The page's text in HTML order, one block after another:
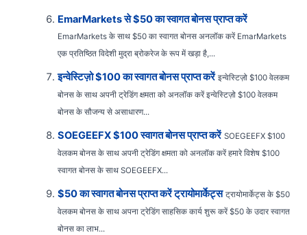
EmarMarkets से $50 का स्वागत बोनस प्राप्त करें
EmarMarkets के साथ $50 का स्वागत बोनस अनलॉक करें EmarMarkets
एक प्रतिष्ठित विदेशी मुद्रा ब्रोकरेज के रूप में खड़ा है,...
इन्वेस्टिज़ो $100 का स्वागत बोनस प्राप्त करें इन्वेस्टिज़ो $100 वेलकम
बोनस के साथ अपनी ट्रेडिंग क्षमता को अनलॉक करें इन्वेस्टिज़ो $100 वेलकम
बोनस के सौजन्य से असाधारण...
SOEGEEFX $100 स्वागत बोनस प्राप्त करें SOEGEEFX $100
वेलकम बोनस के साथ अपनी ट्रेडिंग क्षमता को अनलॉक करें हमारे विशेष $100
स्वागत बोनस के साथ SOEGEEFX...
$50 का स्वागत बोनस प्राप्त करें ट्रायोमार्केट्स ट्रायोमार्केट्स के $50
वेलकम बोनस के साथ अपना ट्रेडिंग साहसिक कार्य शुरू करें $50 के उदार स्वागत
बोनस का लाभ...